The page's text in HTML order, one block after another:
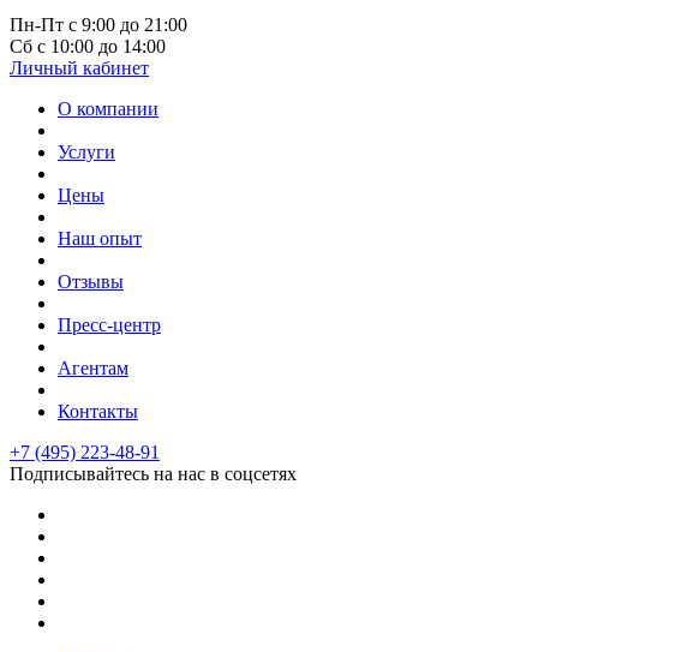
Пн-Пт с 9:00 до 21:00
Сб с 10:00 до 14:00
Личный кабинет
О компании
Услуги
Цены
Наш опыт
Отзывы
Пресс-центр
Агентам
Контакты
+7 (495) 223-48-91
Подписывайтесь на нас в соцсетях